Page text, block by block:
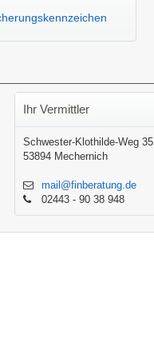
Ihr Vermittler
Schwester-Klothilde-Weg 35
53894 Mechernich
mail@finberatung.de
02443 - 90 38 948